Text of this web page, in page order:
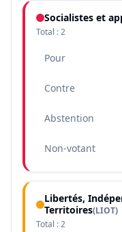
Socialistes et
Total :2
Pour
Contre
Abstention
Non-votant
Libertés,
Territoires(LIOT)
Total :2